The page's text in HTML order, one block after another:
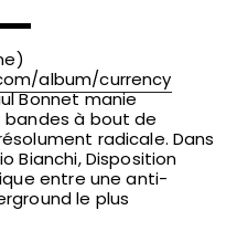
album/currency
Bonnet manie
à bout de
radicale. Dans
Bianchi, Disposition
entre une anti-
le plus